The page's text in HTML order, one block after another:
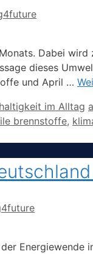
Dabei
dieses
und April …
im Alltag
brennstoffe,
Energiewende